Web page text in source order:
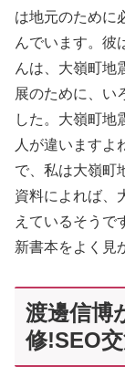
は地元のために
んでいます。彼
んは、大嶺町地
展のために、い
した。大嶺町地
人が違いますよ
で、私は大嶺町
資料によれば、
えているそうで
新書本をよく見
渡邊信博
修!SEO